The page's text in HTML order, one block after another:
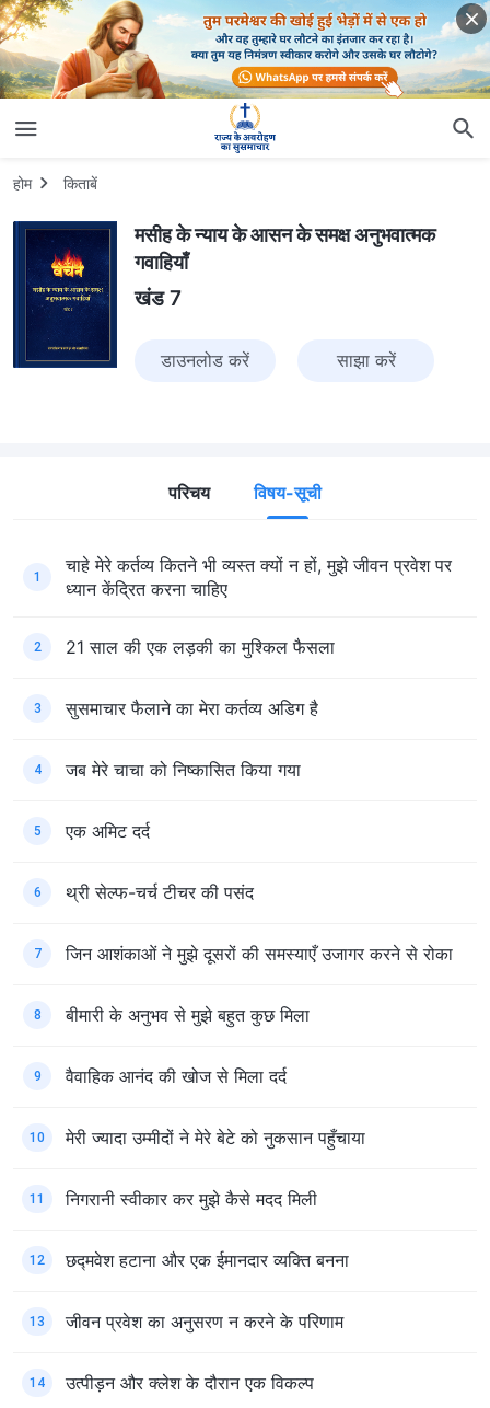
होम किताबें
मसीह के न्याय के आसन के समक्ष अनुभवात्मक
गवाहियाँ
खंड 7
डाउनलोड करें साझा करें
परिचय विषय-सूची
1
चाहे मेरे कर्तव्य कितने भी व्यस्त क्यों न हों, मुझे जीवन प्रवेश पर
ध्यान केंद्रित करना चाहिए
2 21 साल की एक लड़की का मुश्किल फैसला
3 सुसमाचार फैलाने का मेरा कर्तव्य अडिग है
4 जब मेरे चाचा को निष्कासित किया गया
5 एक अमिट दर्द
6 थ्री सेल्फ-चर्च टीचर की पसंद
7 जिन आशंकाओं ने मुझे दूसरों की समस्याएँ उजागर करने से रोका
8 बीमारी के अनुभव से मुझे बहुत कुछ मिला
9 वैवाहिक आनंद की खोज से मिला दर्द
10 मेरी ज्यादा उम्मीदों ने मेरे बेटे को नुकसान पहुँचाया
11 निगरानी स्वीकार कर मुझे कैसे मदद मिली
12 छद्मवेश हटाना और एक ईमानदार व्यक्ति बनना
13 जीवन प्रवेश का अनुसरण न करने के परिणाम
14 उत्पीड़न और क्लेश के दौरान एक विकल्प